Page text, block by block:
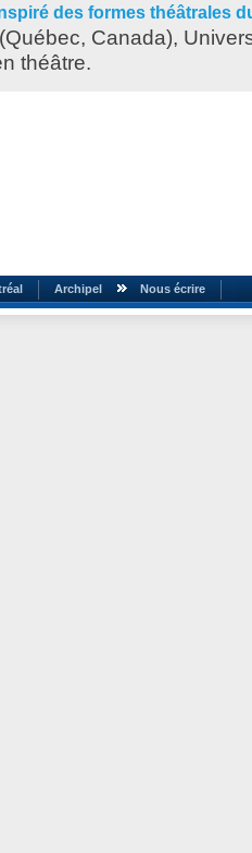
des formes théâtrales
Canada),
théâtre.
Archipel Nous écrire